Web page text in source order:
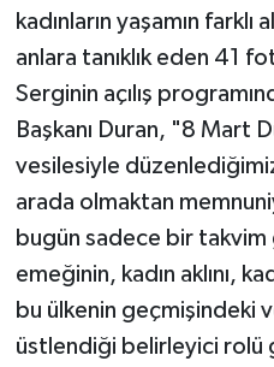
kadınların yaşamın farklı
anlara tanıklık eden 41
Serginin açılış
Başkanı Duran, "8 Mart
vesilesiyle
arada olmaktan
bugün sadece bir takvim
emeğinin, kadın aklını,
bu ülkenin geçmişindeki
üstlendiği belirleyici rolü